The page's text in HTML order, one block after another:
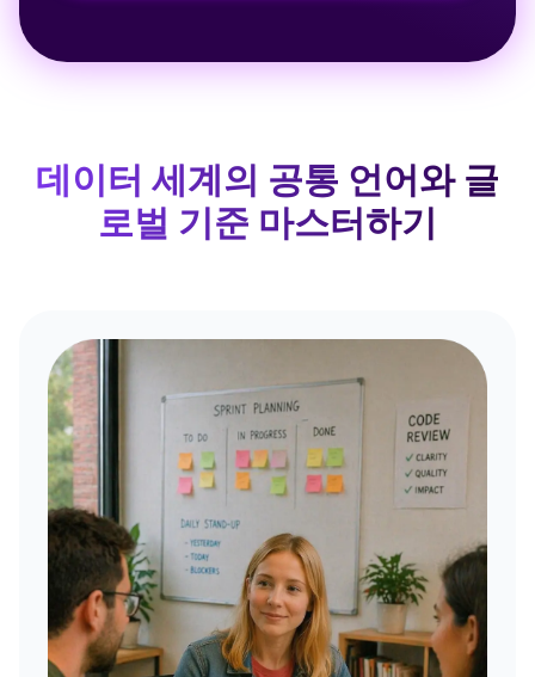
데이터 세계의 공통 언어와 글
로벌 기준 마스터하기